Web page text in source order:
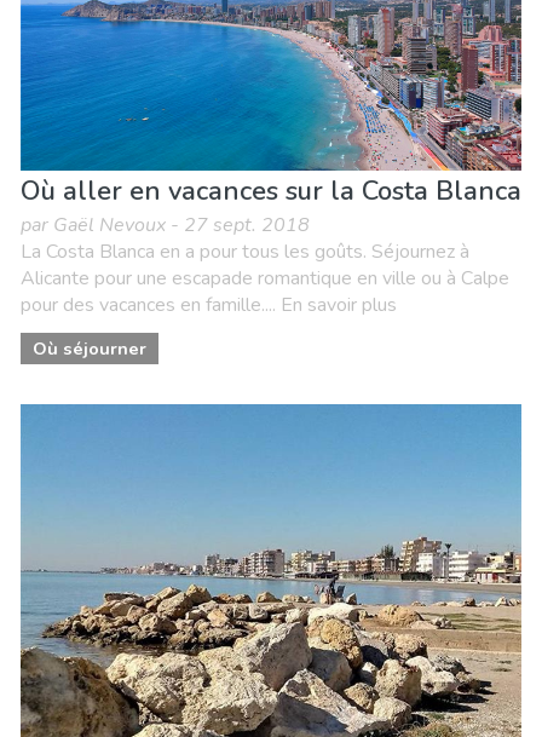
Où aller en vacances sur la Costa Blanca
par Gaël Nevoux - 27 sept. 2018
La Costa Blanca en a pour tous les goûts. Séjournez à
Alicante pour une escapade romantique en ville ou à Calpe
pour des vacances en famille.... En savoir plus
Où séjourner